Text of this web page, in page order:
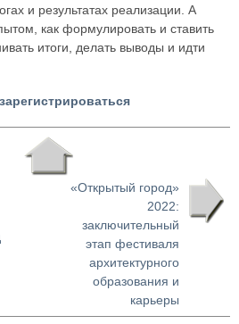
и результатах реализации. А
как формулировать и ставить
итоги, делать выводы и идти
зарегистрироваться
«Открытый город»
2022:
заключительный
этап фестиваля
архитектурного
образования и
карьеры